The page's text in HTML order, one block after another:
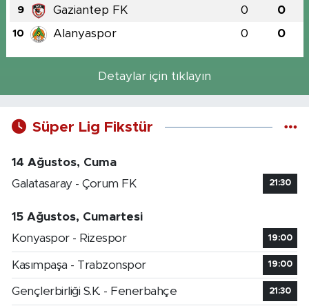
9 Gaziantep FK 0 0
10 Alanyaspor 0 0
Detaylar için tıklayın
Süper Lig Fikstür
14 Ağustos, Cuma
Galatasaray - Çorum FK
21:30
15 Ağustos, Cumartesi
Konyaspor - Rizespor
19:00
Kasımpaşa - Trabzonspor 19:00
Gençlerbirliği S.K. - Fenerbahçe 21:30